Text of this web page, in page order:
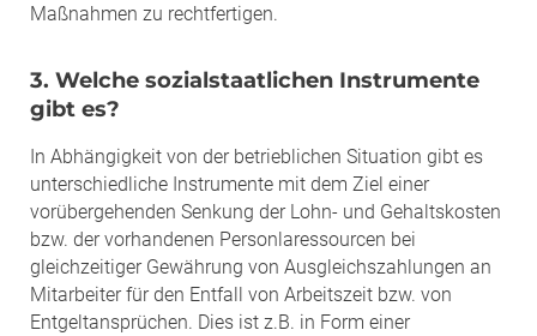
Maßnahmen zu rechtfertigen.
3. Welche sozialstaatlichen Instrumente
gibt es?
In Abhängigkeit von der betrieblichen Situation gibt es
unterschiedliche Instrumente mit dem Ziel einer
vorübergehenden Senkung der Lohn- und Gehaltskosten
bzw. der vorhandenen Personlaressourcen bei
gleichzeitiger Gewährung von Ausgleichszahlungen an
Mitarbeiter für den Entfall von Arbeitszeit bzw. von
Entgeltansprüchen. Dies ist z.B. in Form einer